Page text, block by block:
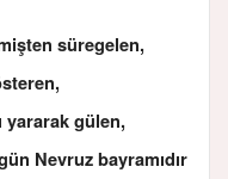
süregelen,
yararak gülen,
Nevruz bayramıdır